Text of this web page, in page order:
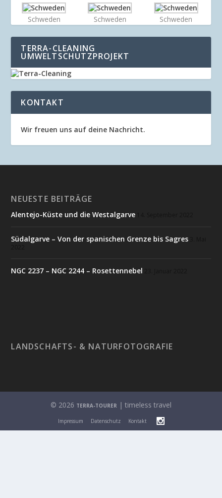
Schweden Schweden Schweden
TERRA-CLEANING
UMWELTSCHUTZPROJEKT
KONTAKT
Wir freuen uns auf deine Nachricht.
NEUESTE BEITRÄGE
Alentejo-Küste und die Westalgarve
Südalgarve – Von der spanischen Grenze bis Sagres
NGC 2237 – NGC 2244 – Rosettennebel
LANDSCHAFTS- & NATURFOTOGRAFIE
© 2026 TERRA-TOURER | timeless travel
Impressum Datenschutz Kontakt